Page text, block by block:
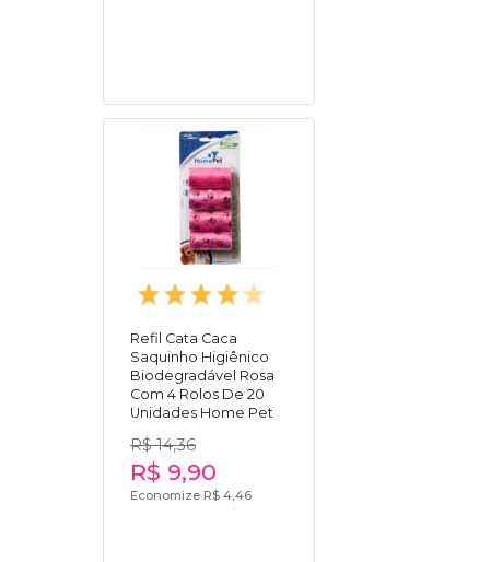
Refil Cata Caca
Saquinho Higiênico
Biodegradável Rosa
Com 4 Rolos De 20
Unidades Home Pet
R$ 14,36
R$ 9,90
Economize R$ 4,46